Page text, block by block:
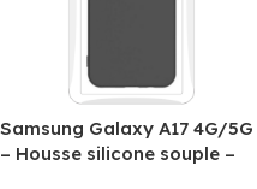
Samsung Galaxy A17 4G/5G
– Housse silicone souple –